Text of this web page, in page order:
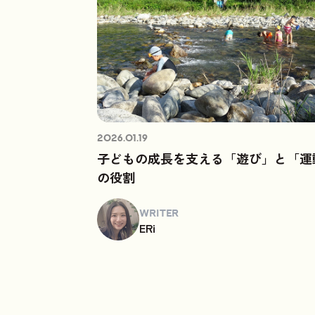
2026.01.19
子どもの成長を支える「遊び」と「
の役割
WRITER
ERi